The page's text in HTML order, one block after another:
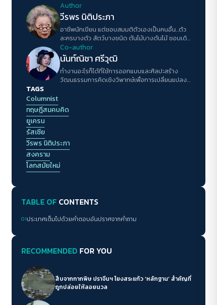
Author
วีรพร นิติประภา
อาชีพนักเขียน แต่ชอบสมมติตัวเองเป็นคนอื่น...ตัว
ละครบางตัว สัตว์บางชนิด ต้นไม้บางต้นไม้ ชอบเดิน
ทางในหัวโดยไม่ต้องเคลื่อนย้ายตัวไปไหน ไม่ชอบ
เวลาต้องตอบคำถามประเภทที่ไม่รู้ว่าคนถามจะรู้ไป
ทำไม กับถูกให้อธิบายตัวเอง
Co-author
นันท์ณิชา ศรีวุฒิ
ทำงานอะไรก็ได้ที่ใช้การออกแบบและศิลปะสร้าง
วัฒนธรรมการคิดเชิงวิพากษ์เพื่อการเปลี่ยนแปลง
TAGS
Columnist
ทฤษฎีสมคบคิด
ยูเครน
รัสเซีย
วีรพร นิติประภา
สงคราม
โลกสมัยใหม่
TABLE OF CONTENTS
01ประเทศเต็มไปด้วยคำตอบอันปราศจากคำถาม
RECOMMENDED FOR YOU
สืบจากกากพิษ ปราจีนฯ โยงสระแก้ว ‘หลักฐาน’ สำคัญที่
ถูกปล่อยให้ลอยนวล